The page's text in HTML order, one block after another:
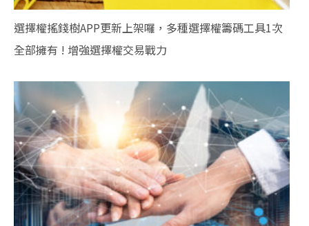
選擇權搖錢樹APP更新上架囉，多種選擇權籌碼工具1次
全部擁有 ! 增強選擇權交易戰力